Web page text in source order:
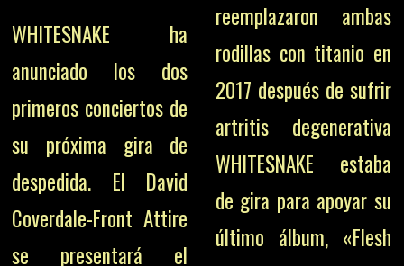
WHITESNAKE ha
anunciado los dos
primeros conciertos de
su próxima gira de
despedida. El David
Coverdale-Front Attire
se presentará el
reemplazaron ambas
rodillas con titanio en
2017 después de sufrir
artritis degenerativa
WHITESNAKE estaba
de gira para apoyar su
último álbum, «Flesh